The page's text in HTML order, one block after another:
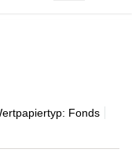
Fonds